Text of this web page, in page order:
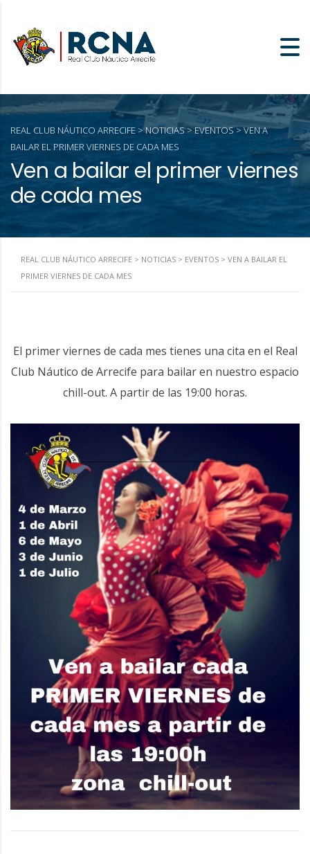
Ven a bailar el primer viernes
de cada mes
REAL CLUB NÁUTICO ARRECIFE >NOTICIAS>EVENTOS>VEN A
BAILAR EL PRIMER VIERNES DE CADA MES
REAL CLUB NÁUTICO ARRECIFE > NOTICIAS > EVENTOS > VEN A BAILAR EL
PRIMER VIERNES DE CADA MES
El primer viernes de cada mes tienes una cita en el Real
Club Náutico de Arrecife para bailar en nuestro espacio
chill-out. A partir de las 19:00 horas.